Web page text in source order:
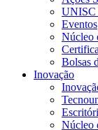
UNISC
Eventos
Núcleo
Bolsas
Inovação
Núcleo